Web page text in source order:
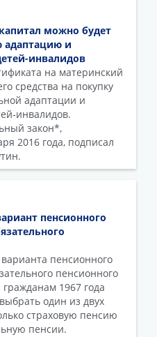
можно будет
адаптацию и
инвалидов
на материнский
средства на покупку
адаптации и
инвалидов.
закон*,
2016 года, подписал
пенсионного
пенсионного
пенсионного
1967 года
один из двух
страховую пенсию
пенсии.